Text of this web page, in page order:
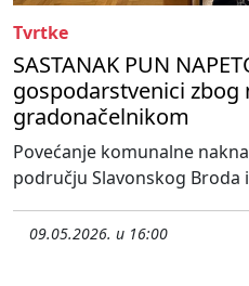
Tvrtke
SASTANAK PUN
gospodarstvenici zbog
gradonačelnikom
Povećanje komunalne
području Slavonskog Broda
09.05.2026. u 16:00